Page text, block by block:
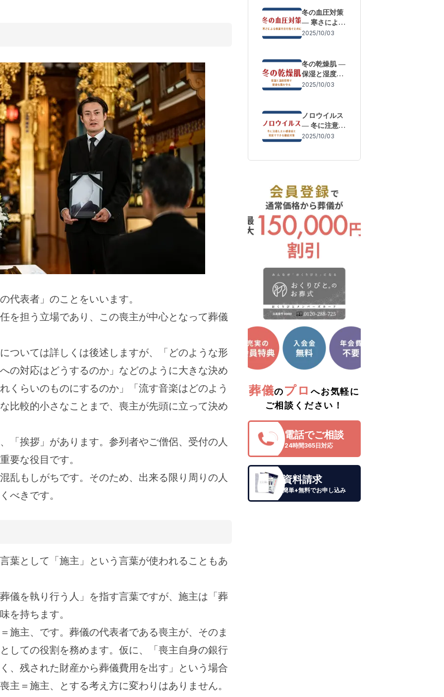
代表者」のことをいいます。
を担う立場であり、この喪主が中心となって葬儀
ついては詳しくは後述しますが、「どのような形
の対応はどうするのか」などのように大きな決め
くらいのものにするのか」「流す音楽はどのよう
比較的小さなことまで、喪主が先頭に立って決め
「挨拶」があります。参列者やご僧侶、受付の人
要な役目です。
乱もしがちです。そのため、出来る限り周りの人
べきです。
葉として「施主」という言葉が使われることもあ
儀を執り行う人」を指す言葉ですが、施主は「葬
を持ちます。
施主、です。葬儀の代表者である喪主が、そのま
しての役割を務めます。仮に、「喪主自身の銀行
、残された財産から葬儀費用を出す」という場合
主＝施主、とする考え方に変わりはありません。
冬の血圧対策
― 寒さによる
体調変化を防
2025/10/03
冬の乾燥肌 ―
保湿と湿度管
理で健康な肌
2025/10/03
ノロウイルス
― 冬に注意し
たい感染症と
2025/10/03
葬儀のプロ へお気軽に
ご相談ください！
電話でご相談
24時間365日対応
資料請求
簡単+無料でお申し込み